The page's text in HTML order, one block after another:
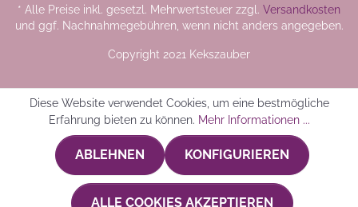
* Alle Preise inkl. gesetzl. Mehrwertsteuer zzgl. Versandkosten
und ggf. Nachnahmegebühren, wenn nicht anders angegeben.
Copyright 2021 Kekszauber
Diese Website verwendet Cookies, um eine bestmögliche
Erfahrung bieten zu können. Mehr Informationen ...
ABLEHNEN KONFIGURIEREN
ALLE COOKIES AKZEPTIEREN